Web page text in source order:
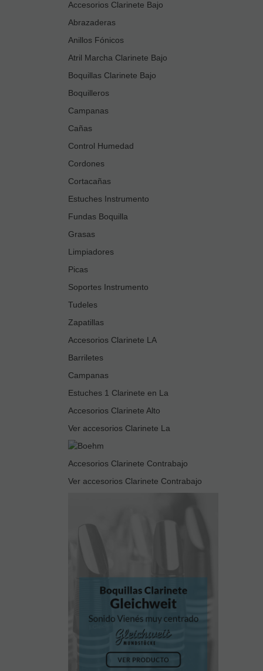
Accesorios Clarinete Bajo
Abrazaderas
Anillos Fónicos
Atril Marcha Clarinete Bajo
Boquillas Clarinete Bajo
Boquilleros
Campanas
Cañas
Control Humedad
Cordones
Cortacañas
Estuches Instrumento
Fundas Boquilla
Grasas
Limpiadores
Picas
Soportes Instrumento
Tudeles
Zapatillas
Accesorios Clarinete LA
Barriletes
Campanas
Estuches 1 Clarinete en La
Accesorios Clarinete Alto
Ver accesorios Clarinete La
Accesorios Clarinete Contrabajo
Ver accesorios Clarinete Contrabajo